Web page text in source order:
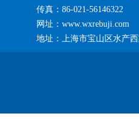
传真：86-021-56146322
网址：www.wxrebuji.com
地址：上海市宝山区水产